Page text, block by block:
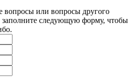
вопросы или вопросы другого
заполните следующую форму, чтобы